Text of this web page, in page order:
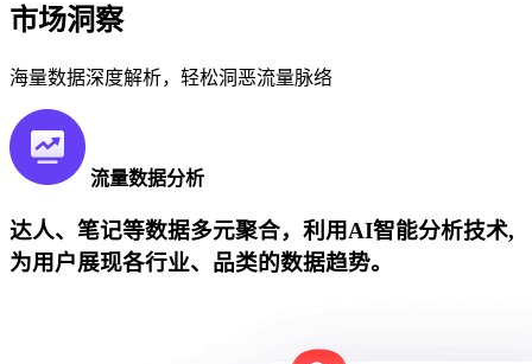
市场洞察
海量数据深度解析，轻松洞恶流量脉络
流量数据分析
达人、笔记等数据多元聚合，利用AI智能分析技术,
为用户展现各行业、品类的数据趋势。